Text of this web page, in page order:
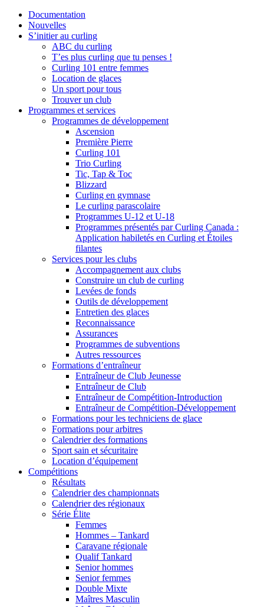
Documentation
Nouvelles
S’initier au curling
ABC du curling
T’es plus curling que tu penses !
Curling 101 entre femmes
Location de glaces
Un sport pour tous
Trouver un club
Programmes et services
Programmes de développement
Ascension
Première Pierre
Curling 101
Trio Curling
Tic, Tap & Toc
Blizzard
Curling en gymnase
Le curling parascolaire
Programmes U-12 et U-18
Programmes présentés par Curling Canada :
Application habiletés en Curling et Étoiles
filantes
Services pour les clubs
Accompagnement aux clubs
Construire un club de curling
Levées de fonds
Outils de développement
Entretien des glaces
Reconnaissance
Assurances
Programmes de subventions
Autres ressources
Formations d’entraîneur
Entraîneur de Club Jeunesse
Entraîneur de Club
Entraîneur de Compétition-Introduction
Entraîneur de Compétition-Développement
Formations pour les techniciens de glace
Formations pour arbitres
Calendrier des formations
Sport sain et sécuritaire
Location d’équipement
Compétitions
Résultats
Calendrier des championnats
Calendrier des régionaux
Série Élite
Femmes
Hommes – Tankard
Caravane régionale
Qualif Tankard
Senior hommes
Senior femmes
Double Mixte
Maîtres Masculin